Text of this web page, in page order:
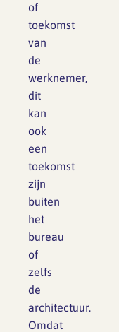
of
toekomst
van
de
werknemer,
dit
kan
ook
een
toekomst
zijn
buiten
het
bureau
of
zelfs
de
architectuur.
Omdat